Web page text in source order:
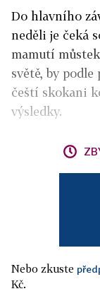
Do hlavního
neděli je čeká
mamutí
světě, by
čeští skokani
výsledky.
Nebo zkuste
Kč.